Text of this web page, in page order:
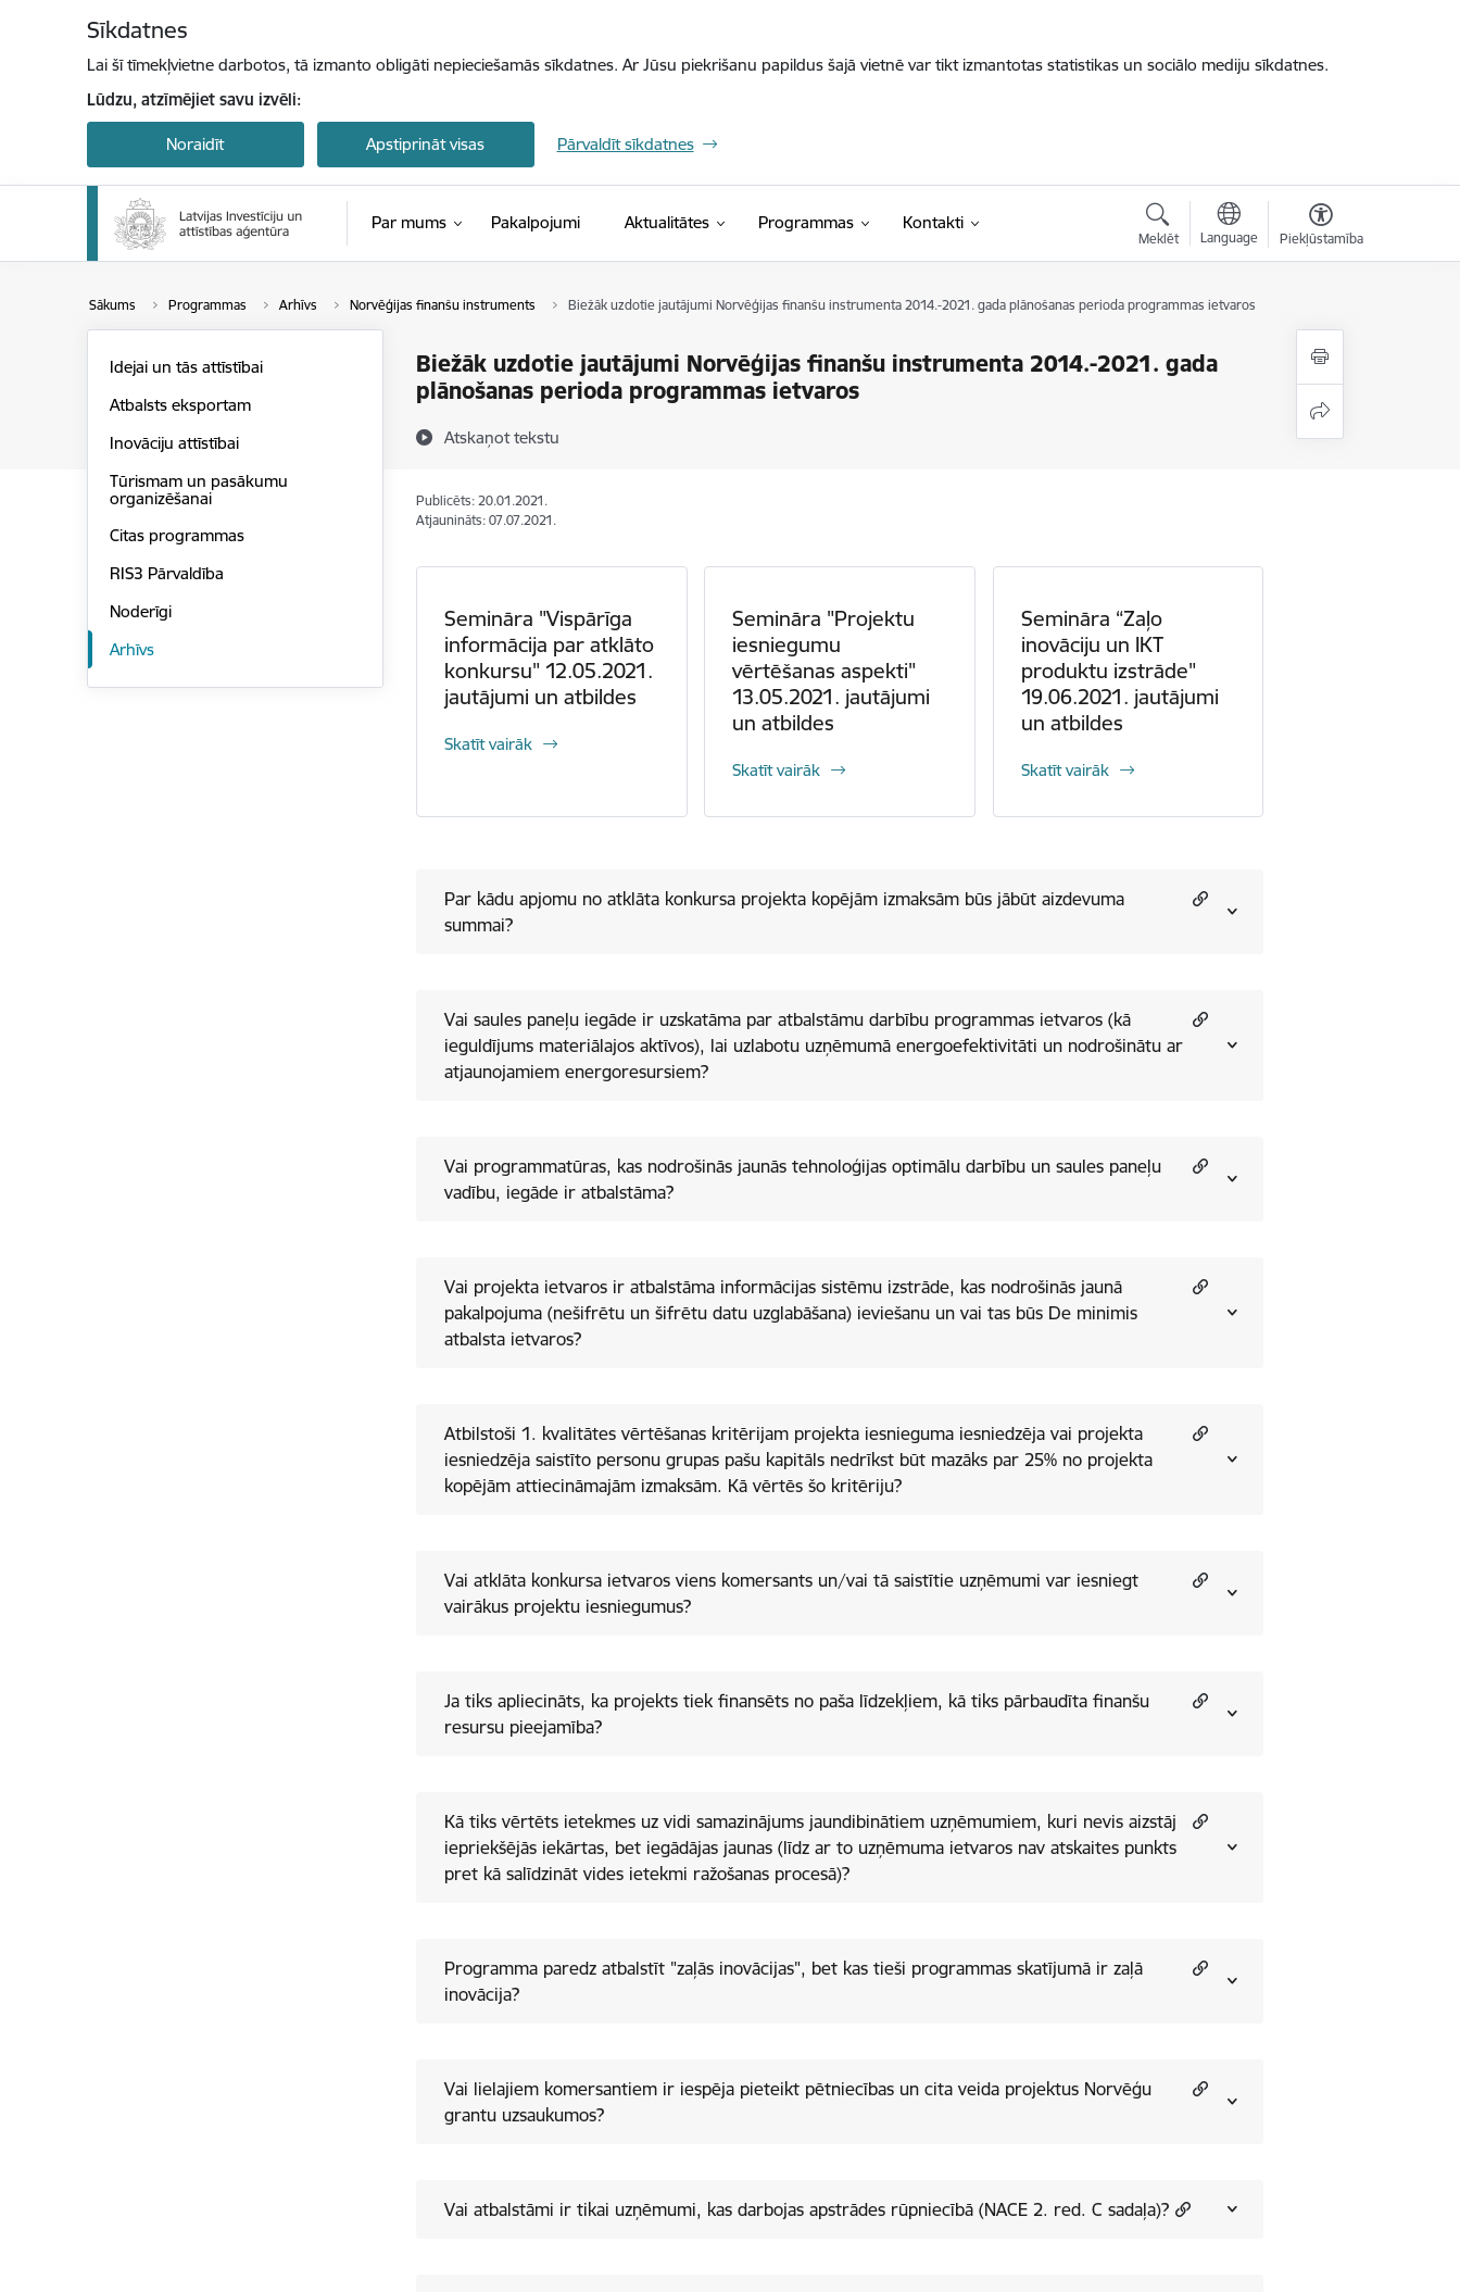
Sīkdatnes
Lai šī tīmekļvietne darbotos, tā izmanto obligāti nepieciešamās sīkdatnes. Ar Jūsu piekrišanu papildus šajā vietnē var tikt izmantotas statistikas un sociālo mediju sīkdatnes.
Lūdzu, atzīmējiet savu izvēli:
Noraidīt Apstiprināt visas Pārvaldīt sīkdatnes
Par mums Pakalpojumi Aktualitātes Programmas Kontakti
Meklēt Language Piekļūstamība
Sākums Programmas Arhīvs Norvēģijas finanšu instruments Biežāk uzdotie jautājumi Norvēģijas finanšu instrumenta 2014.-2021. gada plānošanas perioda programmas ietvaros
Biežāk uzdotie jautājumi Norvēģijas finanšu instrumenta 2014.-2021. gada
plānošanas perioda programmas ietvaros
Atskaņot tekstu
Idejai un tās attīstībai
Atbalsts eksportam
Inovāciju attīstībai
Tūrismam un pasākumu
organizēšanai
Citas programmas
RIS3 Pārvaldība
Noderīgi
Arhīvs
Publicēts: 20.01.2021.
Atjaunināts: 07.07.2021.
Semināra "Vispārīga
informācija par atklāto
konkursu" 12.05.2021.
jautājumi un atbildes
Skatīt vairāk
Semināra "Projektu
iesniegumu
vērtēšanas aspekti"
13.05.2021. jautājumi
un atbildes
Skatīt vairāk
Semināra “Zaļo
inovāciju un IKT
produktu izstrāde"
19.06.2021. jautājumi
un atbildes
Skatīt vairāk
Par kādu apjomu no atklāta konkursa projekta kopējām izmaksām būs jābūt aizdevuma
summai?
Vai saules paneļu iegāde ir uzskatāma par atbalstāmu darbību programmas ietvaros (kā
ieguldījums materiālajos aktīvos), lai uzlabotu uzņēmumā energoefektivitāti un nodrošinātu ar
atjaunojamiem energoresursiem?
Vai programmatūras, kas nodrošinās jaunās tehnoloģijas optimālu darbību un saules paneļu
vadību, iegāde ir atbalstāma?
Vai projekta ietvaros ir atbalstāma informācijas sistēmu izstrāde, kas nodrošinās jaunā
pakalpojuma (nešifrētu un šifrētu datu uzglabāšana) ieviešanu un vai tas būs De minimis
atbalsta ietvaros?
Atbilstoši 1. kvalitātes vērtēšanas kritērijam projekta iesnieguma iesniedzēja vai projekta
iesniedzēja saistīto personu grupas pašu kapitāls nedrīkst būt mazāks par 25% no projekta
kopējām attiecināmajām izmaksām. Kā vērtēs šo kritēriju?
Vai atklāta konkursa ietvaros viens komersants un/vai tā saistītie uzņēmumi var iesniegt
vairākus projektu iesniegumus?
Ja tiks apliecināts, ka projekts tiek finansēts no paša līdzekļiem, kā tiks pārbaudīta finanšu
resursu pieejamība?
Kā tiks vērtēts ietekmes uz vidi samazinājums jaundibinātiem uzņēmumiem, kuri nevis aizstāj
iepriekšējās iekārtas, bet iegādājas jaunas (līdz ar to uzņēmuma ietvaros nav atskaites punkts
pret kā salīdzināt vides ietekmi ražošanas procesā)?
Programma paredz atbalstīt "zaļās inovācijas", bet kas tieši programmas skatījumā ir zaļā
inovācija?
Vai lielajiem komersantiem ir iespēja pieteikt pētniecības un cita veida projektus Norvēģu
grantu uzsaukumos?
Vai atbalstāmi ir tikai uzņēmumi, kas darbojas apstrādes rūpniecībā (NACE 2. red. C sadaļa)?